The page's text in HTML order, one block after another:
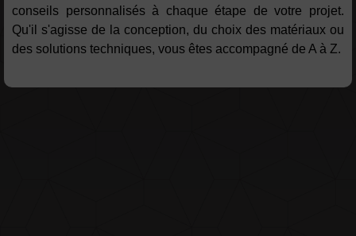
conseils personnalisés à chaque étape de votre projet.
Qu'il s'agisse de la conception, du choix des matériaux ou
des solutions techniques, vous êtes accompagné de A à Z.